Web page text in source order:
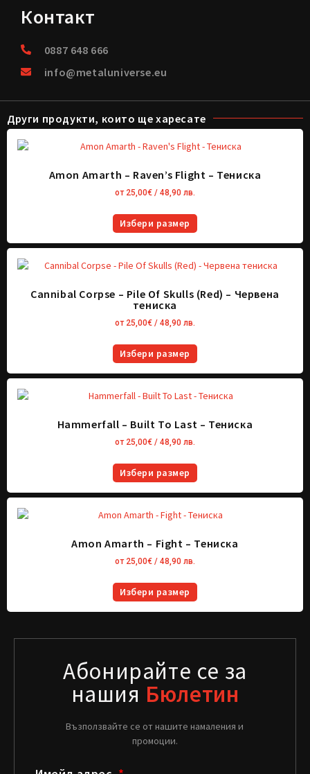
Контакт
0887 648 666
info@metaluniverse.eu
Други продукти, които ще харесате
Amon Amarth – Raven’s Flight – Тениска
от 25,00€ / 48,90 лв.
Избери размер
Cannibal Corpse – Pile Of Skulls (Red) – Червена
тениска
от 25,00€ / 48,90 лв.
Избери размер
Hammerfall – Built To Last – Тениска
от 25,00€ / 48,90 лв.
Избери размер
Amon Amarth – Fight – Тениска
от 25,00€ / 48,90 лв.
Избери размер
Абонирайте се за
нашия Бюлетин
Възползвайте се от нашите намаления и
промоции.